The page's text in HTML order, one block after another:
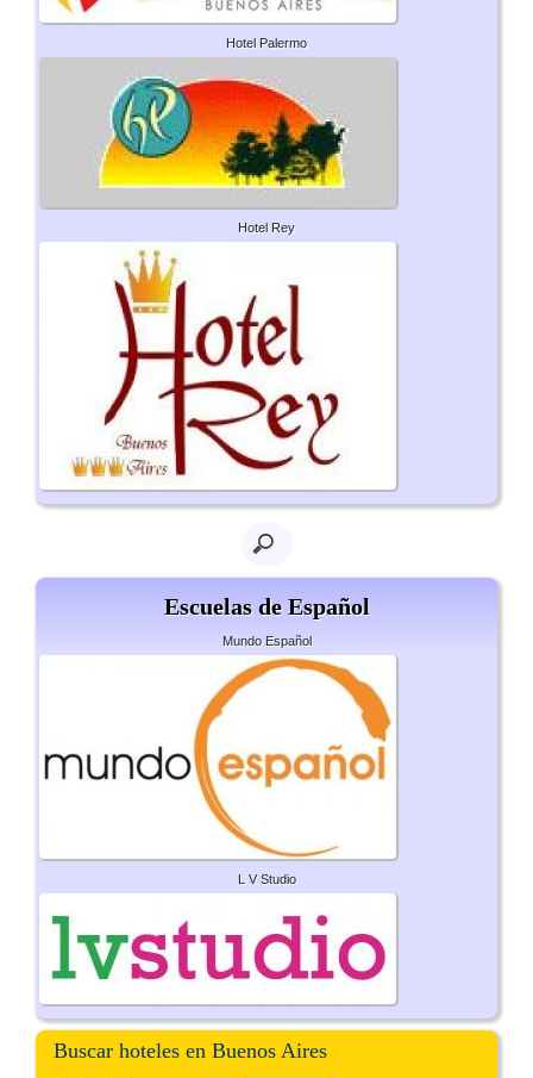
Hotel Palermo
Hotel Rey
Escuelas de Español
Mundo Español
L V Studio
Buscar hoteles en Buenos Aires